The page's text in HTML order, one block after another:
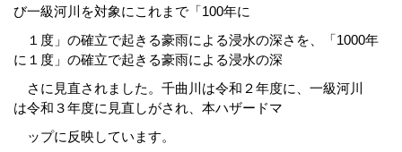
び一級河川を対象にこれまで「100年に
１度」 の確立で起きる豪雨による浸水の深さを、「1000年
に１度」の確立で起きる豪雨による浸水の深
さに見直されました。千曲川は令和２年度に、一級河川
は令和３年度に見直しがされ、本ハザードマ
ップに反映しています。